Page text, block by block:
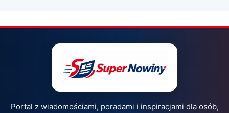
Portal z wiadomościami, poradami i inspiracjami dla osób,